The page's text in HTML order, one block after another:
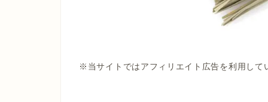
※当サイトではアフィリエイト広告を利用して